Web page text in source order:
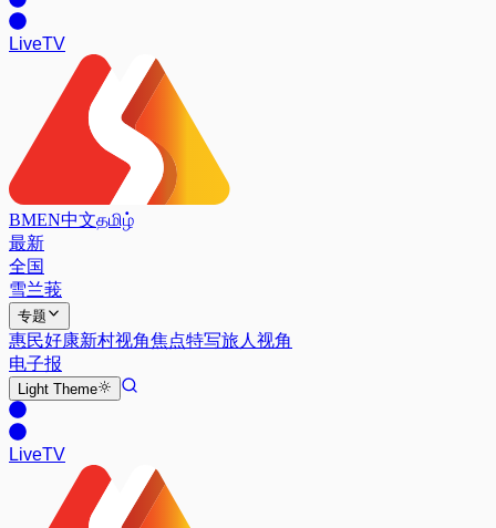
LiveTV
BMEN中文தமிழ்
最新
全国
雪兰莪
专题
惠民好康新村视角焦点特写旅人视角
电子报
Light Theme
LiveTV